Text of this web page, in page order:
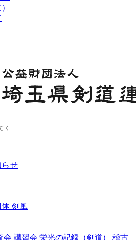
らせ
体 剣風
会 講習会 栄光の記録（剣道） 稽古